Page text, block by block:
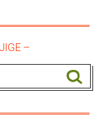
–